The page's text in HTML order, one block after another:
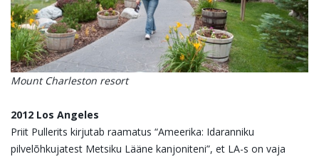
Mount Charleston resort
2012 Los Angeles
Priit Pullerits kirjutab raamatus “Ameerika: Idaranniku
pilvelõhkujatest Metsiku Lääne kanjoniteni”, et LA-s on vaja